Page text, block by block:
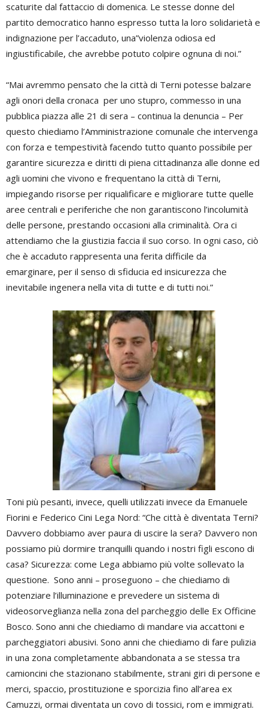
scaturite dal fattaccio di domenica. Le stesse donne del
partito democratico hanno espresso tutta la loro solidarietà e
indignazione per l’accaduto, una”violenza odiosa ed
ingiustificabile, che avrebbe potuto colpire ognuna di noi.”
“Mai avremmo pensato che la città di Terni potesse balzare
agli onori della cronaca per uno stupro, commesso in una
pubblica piazza alle 21 di sera – continua la denuncia – Per
questo chiediamo l’Amministrazione comunale che intervenga
con forza e tempestività facendo tutto quanto possibile per
garantire sicurezza e diritti di piena cittadinanza alle donne ed
agli uomini che vivono e frequentano la città di Terni,
impiegando risorse per riqualificare e migliorare tutte quelle
aree centrali e periferiche che non garantiscono l’incolumità
delle persone, prestando occasioni alla criminalità. Ora ci
attendiamo che la giustizia faccia il suo corso. In ogni caso, ciò
che è accaduto rappresenta una ferita difficile da
emarginare, per il senso di sfiducia ed insicurezza che
inevitabile ingenera nella vita di tutte e di tutti noi.”
Toni più pesanti, invece, quelli utilizzati invece da Emanuele
Fiorini e Federico Cini Lega Nord: “Che città è diventata Terni?
Davvero dobbiamo aver paura di uscire la sera? Davvero non
possiamo più dormire tranquilli quando i nostri figli escono di
casa? Sicurezza: come Lega abbiamo più volte sollevato la
questione. Sono anni – proseguono – che chiediamo di
potenziare l’illuminazione e prevedere un sistema di
videosorveglianza nella zona del parcheggio delle Ex Officine
Bosco. Sono anni che chiediamo di mandare via accattoni e
parcheggiatori abusivi. Sono anni che chiediamo di fare pulizia
in una zona completamente abbandonata a se stessa tra
camioncini che stazionano stabilmente, strani giri di persone e
merci, spaccio, prostituzione e sporcizia fino all’area ex
Camuzzi, ormai diventata un covo di tossici, rom e immigrati.